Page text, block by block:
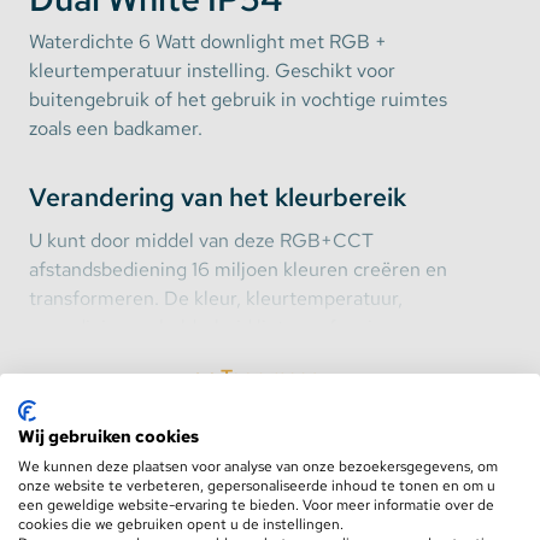
Waterdichte 6 Watt downlight met RGB +
kleurtemperatuur instelling. Geschikt voor
buitengebruik of het gebruik in vochtige ruimtes
zoals een badkamer.
Verandering van het kleurbereik
U kunt door middel van deze RGB+CCT
afstandsbediening 16 miljoen kleuren creëren en
transformeren. De kleur, kleurtemperatuur,
verzadiging van de kleur. Wilt u de helderheid van de
RGB + CCT LED-lamp aanpassen? Dan kunt u het
licht dimmen met de “Brightness Dimming” toets.
Door op “M” (Mode) te klikken, kunt u verschillende
kleurprogramma’s kiezen. Met “S” kunt u de
Toon meer
Benieuwd hoe wij omgaan met recyclen en
wat uw rechten zijn?
Bekijk hier de oud voor nieuw regeling
Wij gebruiken cookies
We kunnen deze plaatsen voor analyse van onze bezoekersgegevens, om
onze website te verbeteren, gepersonaliseerde inhoud te tonen en om u
een geweldige website-ervaring te bieden. Voor meer informatie over de
cookies die we gebruiken opent u de instellingen.